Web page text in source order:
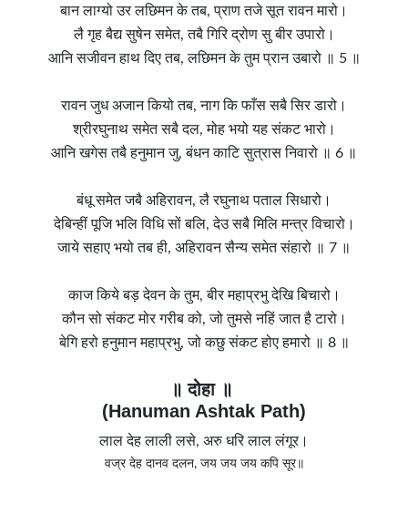
बान लाग्यो उर लछिमन के तब, प्राण तजे सूत रावन मारो।
लै गृह बैद्य सुषेन समेत, तबै गिरि द्रोण सु बीर उपारो।
आनि सजीवन हाथ दिए तब, लछिमन के तुम प्रान उबारो ॥ 5 ॥
रावन जुध अजान कियो तब, नाग कि फाँस सबै सिर डारो।
श्रीरघुनाथ समेत सबै दल, मोह भयो यह संकट भारो।
आनि खगेस तबै हनुमान जु, बंधन काटि सुत्रास निवारो ॥ 6 ॥
बंधू समेत जबै अहिरावन, लै रघुनाथ पताल सिधारो।
देबिन्हीं पूजि भलि विधि सों बलि, देउ सबै मिलि मन्त्र विचारो।
जाये सहाए भयो तब ही, अहिरावन सैन्य समेत संहारो ॥ 7 ॥
काज किये बड़ देवन के तुम, बीर महाप्रभु देखि बिचारो।
कौन सो संकट मोर गरीब को, जो तुमसे नहिं जात है टारो।
बेगि हरो हनुमान महाप्रभु, जो कछु संकट होए हमारो ॥ 8 ॥
॥ दोहा ॥
(Hanuman Ashtak Path)
लाल देह लाली लसे, अरु धरि लाल लंगूर।
वज्र देह दानव दलन, जय जय जय कपि सूर॥